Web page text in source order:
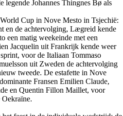
legende Johannes Thingnes Bø als
Cup in Nove Mesto in Tsjechië:
en de achtervolging, Lægreid kende
een matig weekeinde met een
Jacquelin uit Frankrijk kende weer
voor de Italiaan Tommaso
uit Zweden de achtervolging
tweede. De estafette in Nove
Fransen Emilien Claude,
en Quentin Fillon Maillet, voor
Oekraïne.